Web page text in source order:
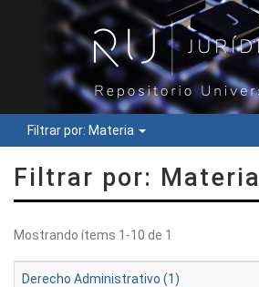
Filtrar por: Materia
Filtrar por: Materia
Mostrando ítems 1-10 de 1
Derecho Administrativo (1)